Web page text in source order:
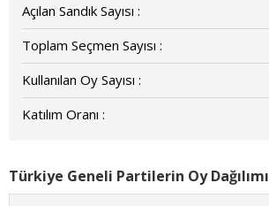
Açılan Sandık Sayısı :
Toplam Seçmen Sayısı :
Kullanılan Oy Sayısı :
Katılım Oranı :
Türkiye Geneli Partilerin Oy Dağılımı